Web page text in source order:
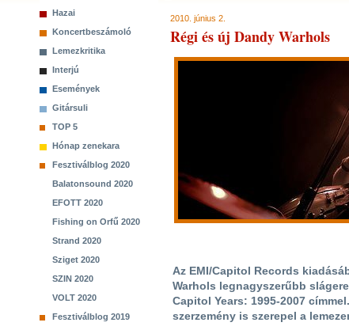
Hazai
Koncertbeszámoló
Lemezkritika
Interjú
Események
Gitársuli
TOP 5
Hónap zenekara
Fesztiválblog 2020
Balatonsound 2020
EFOTT 2020
Fishing on Orfű 2020
Strand 2020
Sziget 2020
SZIN 2020
VOLT 2020
Fesztiválblog 2019
2010. június 2.
Régi és új Dandy Warhols
Az EMI/Capitol Records
Warhols legnagyszerűbb
Capitol Years: 1995-2007
szerzemény is szerepel a